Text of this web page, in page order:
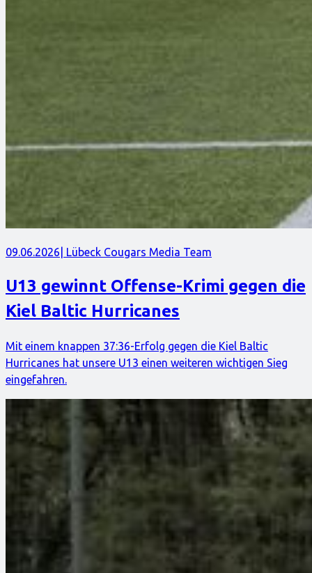
09.06.2026 | Lübeck Cougars Media Team
U13 gewinnt Offense-Krimi gegen die
Kiel Baltic Hurricanes
Mit einem knappen 37:36-Erfolg gegen die Kiel Baltic
Hurricanes hat unsere U13 einen weiteren wichtigen Sieg
eingefahren.